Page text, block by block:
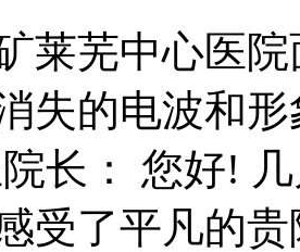
莱芜中心医
失的电波和
长： 您好!
受了平凡的